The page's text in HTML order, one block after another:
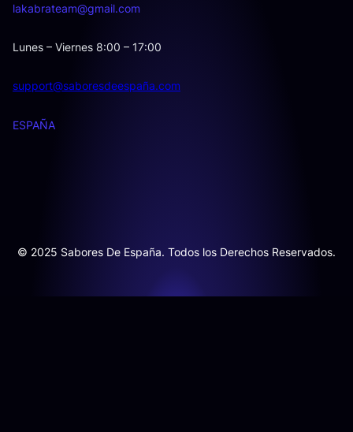
lakabrateam@gmail.com
Lunes – Viernes 8:00 – 17:00
support@saboresdeespaña.com
ESPAÑA
© 2025 Sabores De España. Todos los Derechos Reservados.